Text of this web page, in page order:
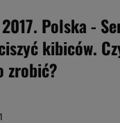
Polska -
kibiców.
zrobić?